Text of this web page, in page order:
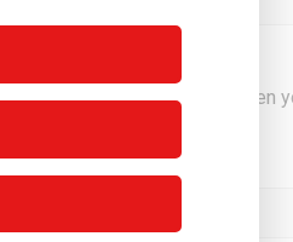
personal information when